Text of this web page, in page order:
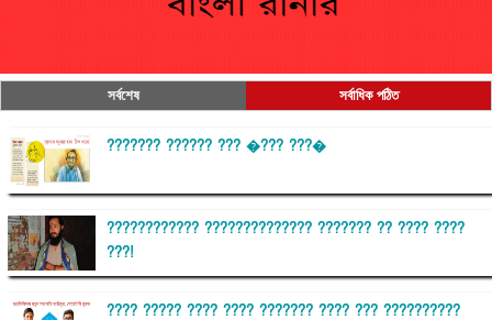
সর্বশেষ সর্বাধিক পঠিত
??????? ?????? ??? �??? ???�
???????????? ?????????????? ??????? ?? ???? ????
???!
???? ????? ???? ???? ??????? ???? ??? ??????????